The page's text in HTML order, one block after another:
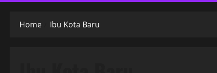
Home Ibu Kota Baru